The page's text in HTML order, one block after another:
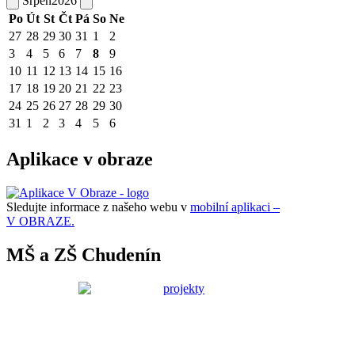
Po Út St Čt Pá So Ne
27 28 29 30 31 1
2
3
4 5 6 7 8
9
10 11 12 13 14 15 16
17 18 19 20 21 22 23
24 25 26 27 28 29 30
31 1 2 3 4 5 6
Aplikace v obraze
Sledujte informace z našeho webu v mobilní aplikaci –
V OBRAZE.
MŠ a ZŠ Chudenín